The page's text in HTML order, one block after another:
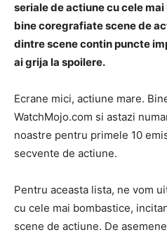
seriale de actiune cu cele
bine coregrafiate scene de
dintre scene contin puncte
ai grija la spoilere.
Ecrane mici, actiune mare.
WatchMojo.com si astazi
noastre pentru primele 10
secvente de actiune.
Pentru aceasta lista, ne vom
cu cele mai bombastice,
scene de actiune. De